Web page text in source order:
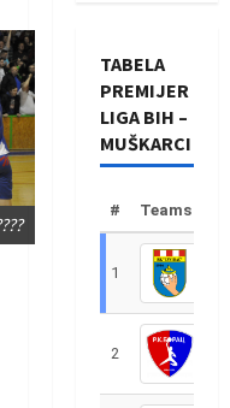
TABELA
PREMIJER
LIGA BIH –
MUŠKARCI
# Teams
1
2